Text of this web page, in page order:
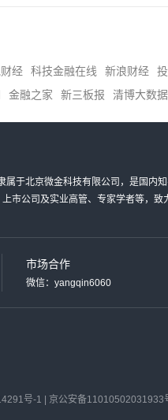
经 科技金融在线 新浪财经
金融之家 新三板报 清博大数据
属于北京微金科技有限公司，是国内
市公司及实业高管、专家学者等，
市场合作
微信：yangqin6060
号-1 | 京公安备11010502031933